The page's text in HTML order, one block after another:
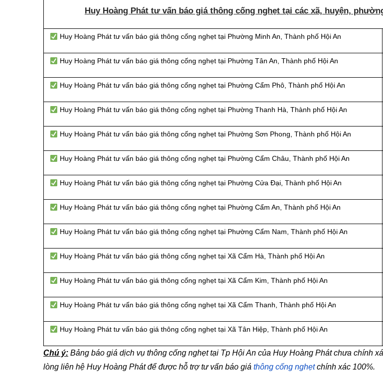
Huy Hoàng Phát tư vấn báo giá thông cống nghẹt tại các xã, huyện,
Huy Hoàng Phát tư vấn báo giá thông cống nghẹt tại Phường Minh An, Thành phố Hội An
Huy Hoàng Phát tư vấn báo giá thông cống nghẹt tại Phường Tân An, Thành phố Hội An
Huy Hoàng Phát tư vấn báo giá thông cống nghẹt tại Phường Cẩm Phô, Thành phố Hội An
Huy Hoàng Phát tư vấn báo giá thông cống nghẹt tại Phường Thanh Hà, Thành phố Hội An
Huy Hoàng Phát tư vấn báo giá thông cống nghẹt tại Phường Sơn Phong, Thành phố Hội An
Huy Hoàng Phát tư vấn báo giá thông cống nghẹt tại Phường Cẩm Châu, Thành phố Hội An
Huy Hoàng Phát tư vấn báo giá thông cống nghẹt tại Phường Cửa Đại, Thành phố Hội An
Huy Hoàng Phát tư vấn báo giá thông cống nghẹt tại Phường Cẩm An, Thành phố Hội An
Huy Hoàng Phát tư vấn báo giá thông cống nghẹt tại Phường Cẩm Nam, Thành phố Hội An
Huy Hoàng Phát tư vấn báo giá thông cống nghẹt tại Xã Cẩm Hà, Thành phố Hội An
Huy Hoàng Phát tư vấn báo giá thông cống nghẹt tại Xã Cẩm Kim, Thành phố Hội An
Huy Hoàng Phát tư vấn báo giá thông cống nghẹt tại Xã Cẩm Thanh, Thành phố Hội An
Huy Hoàng Phát tư vấn báo giá thông cống nghẹt tại Xã Tân Hiệp, Thành phố Hội An
Chú ý: Bảng báo giá dịch vụ thông cống nghẹt tại Tp Hội An của Huy Hoàng Phát chưa chính
lòng liên hệ Huy Hoàng Phát để được hỗ trợ tư vấn báo giá thông cống nghẹtchính xác 100%.